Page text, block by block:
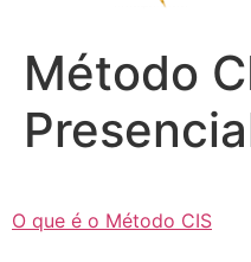
Método
O que é o Método CIS